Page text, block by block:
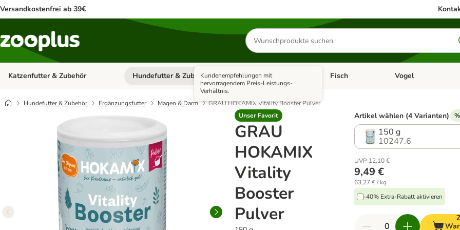
Versandkostenfrei ab 39€
Produkte
suchen
Katzenfutter & Zubehör Kategorie-Menü öffnen: Katzenfutter & Zubehör
Hundefutter & Zubehör Kategorie-Menü öffnen: Hundefutter & Zubehör
Kleintier Kategorie-Menü öffnen: Kleintier
Fisch Kategorie-Menü
Vogel
Hundefutter & Zubehör Ergänzungsfutter Magen & Darm
GRAU HOKAMIX Vitality Booster Pulver
Unser Favorit
Kundenempfehlungen mit
hervorragendem Preis-Leistungs-
Verhältnis.
GRAU
HOKAMIX
Vitality
Booster
Pulver
Artikel wählen (4 Varianten)
150 g
10247.6
UVP 12,10 €
9,49 €
63,27 € / kg
-40% Extra-Rabatt aktivieren